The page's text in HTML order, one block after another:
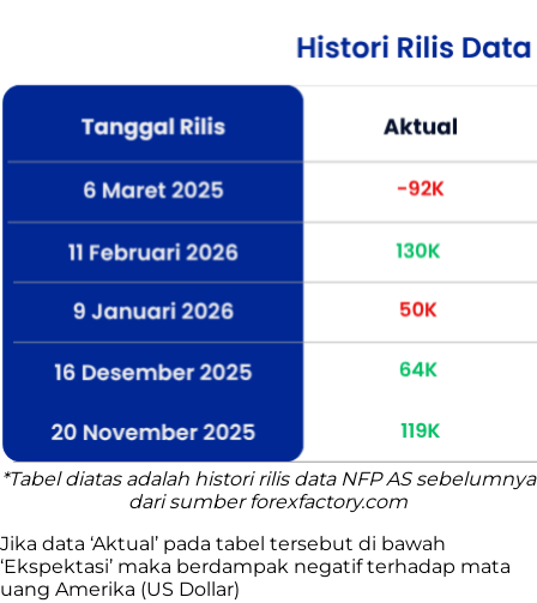
*Tabel diatas adalah histori rilis data NFP AS sebelumnya
dari sumber forexfactory.com
Jika data ‘Aktual’ pada tabel tersebut di bawah
‘Ekspektasi’ maka berdampak negatif terhadap mata
uang Amerika (US Dollar)